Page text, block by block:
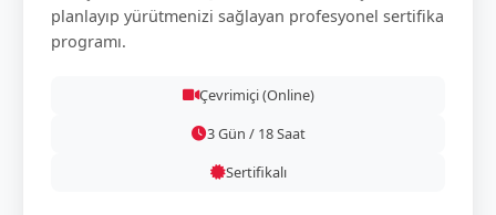
planlayıp yürütmenizi sağlayan profesyonel sertifika
programı.
Çevrimiçi (Online)
3 Gün / 18 Saat
Sertifikalı